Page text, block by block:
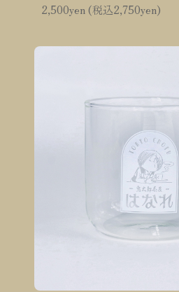
2,500yen (税込2,750yen)